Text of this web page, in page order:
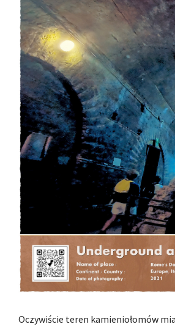
Oczywiście teren kamieniołomów